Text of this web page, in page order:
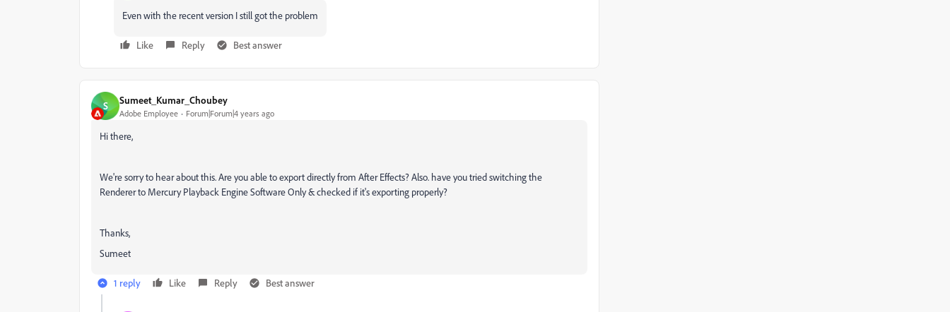
Even with the recent version I still got the problem
Like Reply Best answer
S Sumeet_Kumar_Choubey
Adobe Employee Forum|Forum|4 years ago
Hi there,
We're sorry to hear about this. Are you able to export directly from After Effects? Also. have you tried switching the
Renderer to Mercury Playback Engine Software Only & checked if it's exporting properly?
Thanks,
Sumeet
1 reply Like Reply Best answer